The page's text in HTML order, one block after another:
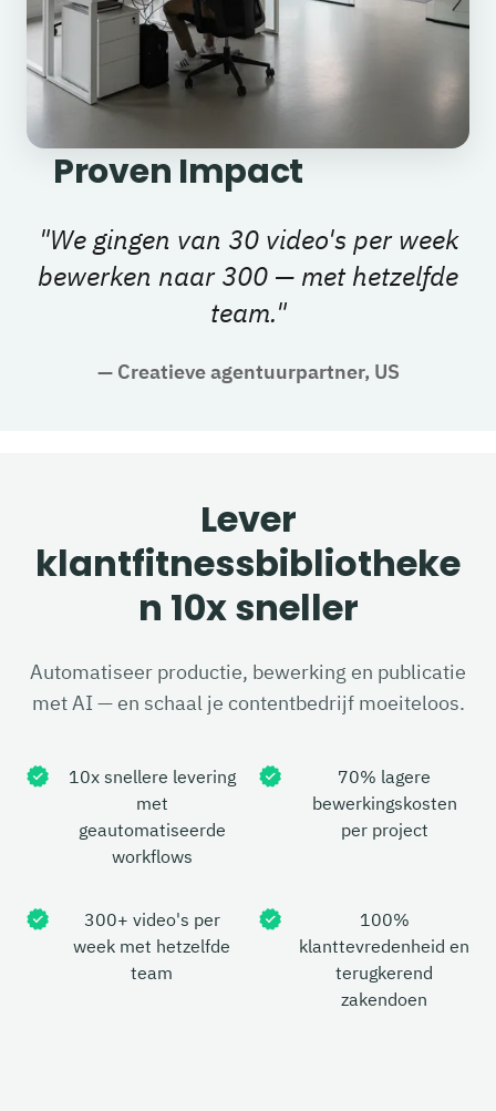
Proven Impact
"We gingen van 30 video's per week
bewerken naar 300 — met hetzelfde
team."
— Creatieve agentuurpartner, US
Lever
klantfitnessbibliotheke
n 10x sneller
Automatiseer productie, bewerking en publicatie
met AI — en schaal je contentbedrijf moeiteloos.
10x snellere levering
met
geautomatiseerde
workflows
70% lagere
bewerkingskosten
per project
300+ video's per
week met hetzelfde
team
100%
klanttevredenheid en
terugkerend
zakendoen